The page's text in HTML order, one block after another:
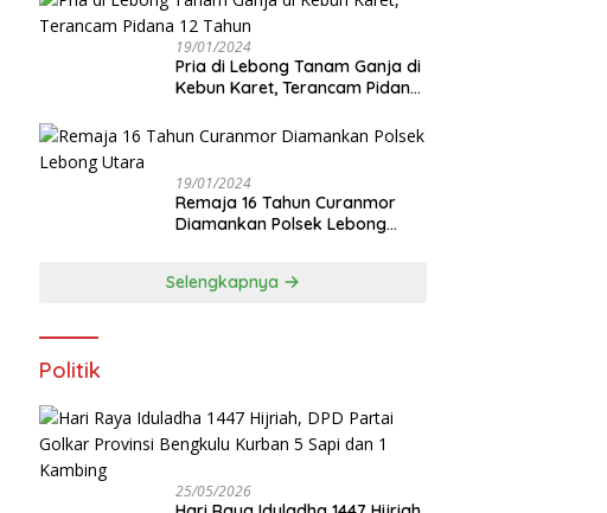
19/01/2024
Pria di Lebong Tanam Ganja di
Kebun Karet, Terancam Pidana
19/01/2024
Remaja 16 Tahun Curanmor
Diamankan Polsek Lebong
Selengkapnya
Politik
25/05/2026